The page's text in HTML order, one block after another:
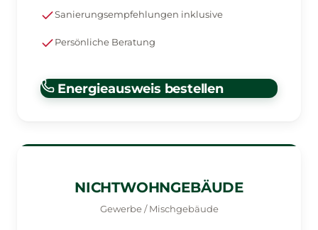
Sanierungsempfehlungen inklusive
Persönliche Beratung
Energieausweis bestellen
NICHTWOHNGEBÄUDE
Gewerbe / Mischgebäude